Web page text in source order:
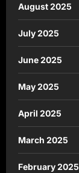
August 2025
July 2025
June 2025
May 2025
April 2025
March 2025
February 2025